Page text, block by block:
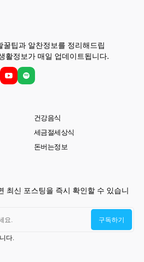
꿀팁과 알찬정보를 정리해드립
활정보가 매일 업데이트됩니다.
건강음식
세금절세상식
돈버는정보
최신 포스팅을 즉시 확인할 수 있습니
다.